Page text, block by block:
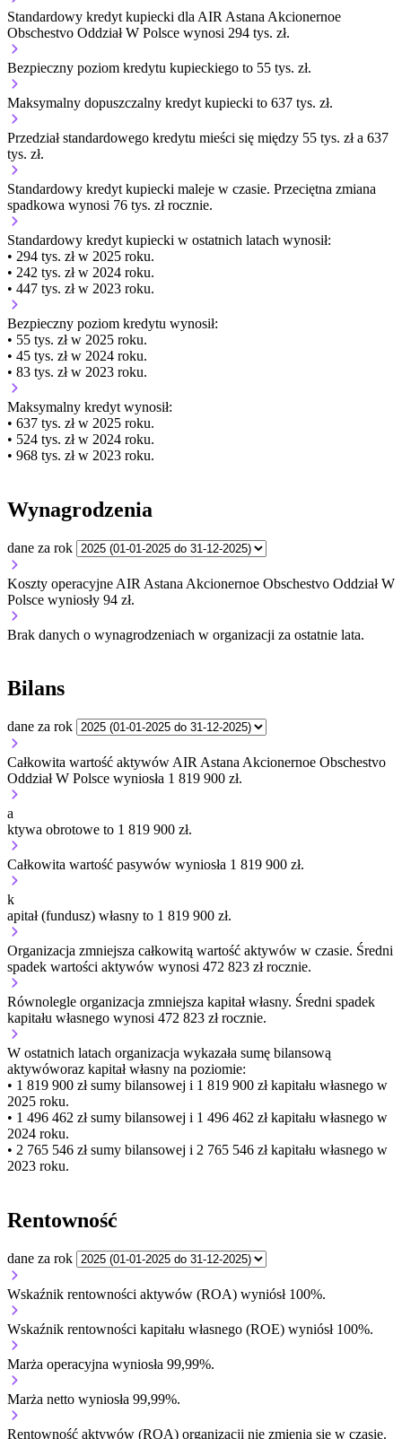
Standardowy kredyt kupiecki dla AIR Astana Akcionernoe
Obschestvo Oddział W Polsce wynosi 294 tys. zł.
Bezpieczny poziom kredytu kupieckiego to 55 tys. zł.
Maksymalny dopuszczalny kredyt kupiecki to 637 tys. zł.
Przedział standardowego kredytu mieści się między 55 tys. zł a 637
tys. zł.
Standardowy kredyt kupiecki maleje w czasie. Przeciętna zmiana
spadkowa wynosi 76 tys. zł rocznie.
Standardowy kredyt kupiecki w ostatnich latach wynosił:
• 294 tys. zł w 2025 roku.
• 242 tys. zł w 2024 roku.
• 447 tys. zł w 2023 roku.
Bezpieczny poziom kredytu wynosił:
• 55 tys. zł w 2025 roku.
• 45 tys. zł w 2024 roku.
• 83 tys. zł w 2023 roku.
Maksymalny kredyt wynosił:
• 637 tys. zł w 2025 roku.
• 524 tys. zł w 2024 roku.
• 968 tys. zł w 2023 roku.
Wynagrodzenia
dane za rok
Koszty operacyjne AIR Astana Akcionernoe Obschestvo Oddział W
Polsce wyniosły 94 zł.
Brak danych o wynagrodzeniach w organizacji za ostatnie lata.
Bilans
dane za rok
Całkowita wartość aktywów AIR Astana Akcionernoe Obschestvo
Oddział W Polsce wyniosła 1 819 900 zł.
a
ktywa obrotowe to 1 819 900 zł.
Całkowita wartość pasywów wyniosła 1 819 900 zł.
k
apitał (fundusz) własny to 1 819 900 zł.
Organizacja zmniejsza całkowitą wartość aktywów w czasie. Średni
spadek wartości aktywów wynosi 472 823 zł rocznie.
Równolegle organizacja zmniejsza kapitał własny. Średni spadek
kapitału własnego wynosi 472 823 zł rocznie.
W ostatnich latach organizacja wykazała sumę bilansową
aktywóworaz kapitał własny na poziomie:
• 1 819 900 złsumy bilansowej i 1 819 900 zł kapitału własnego w
2025 roku.
• 1 496 462 złsumy bilansowej i 1 496 462 zł kapitału własnego w
2024 roku.
• 2 765 546 złsumy bilansowej i 2 765 546 zł kapitału własnego w
2023 roku.
Rentowność
dane za rok
Wskaźnik rentowności aktywów (ROA) wyniósł 100%.
Wskaźnik rentowności kapitału własnego (ROE) wyniósł 100%.
Marża operacyjna wyniosła 99,99%.
Marża netto wyniosła 99,99%.
Rentowność aktywów (ROA) organizacji nie zmienia się w czasie.